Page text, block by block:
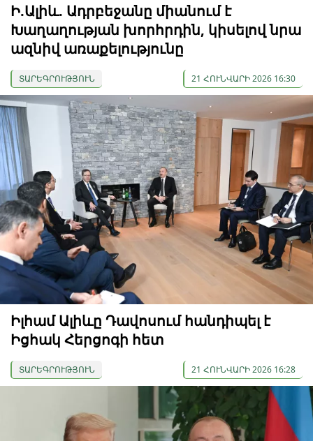
Ի.Ալիև. Ադրբեջանը միանում է
Խաղաղության խորհրդին, կիսելով նրա
ազնիվ առաքելությունը
ՏԱՐԵԳՐՈՒԹՅՈՒՆ 21 ՀՈՒՆՎԱՐԻ 2026 16:30
Իլհամ Ալիևը Դավոսում հանդիպել է
Իցհակ Հերցոգի հետ
ՏԱՐԵԳՐՈՒԹՅՈՒՆ 21 ՀՈՒՆՎԱՐԻ 2026 16:28